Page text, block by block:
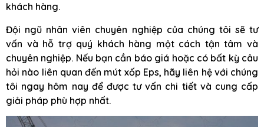
khách hàng.
Đội ngũ nhân viên chuyên nghiệp của chúng tôi sẽ tư
vấn và hỗ trợ quý khách hàng một cách tận tâm và
chuyên nghiệp. Nếu bạn cần báo giá hoặc có bất kỳ câu
hỏi nào liên quan đến mút xốp Eps, hãy liên hệ với chúng
tôi ngay hôm nay để được tư vấn chi tiết và cung cấp
giải pháp phù hợp nhất.